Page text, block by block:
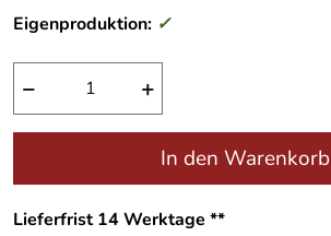
Eigenproduktion: ✓
− +
In den Warenkorb
Lieferfrist 14 Werktage **